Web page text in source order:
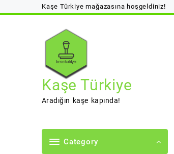
to
Kaşe Türkiye mağazasına hoşgeldiniz!
Kaşe Türkiye
Aradığın kaşe kapında!
Category